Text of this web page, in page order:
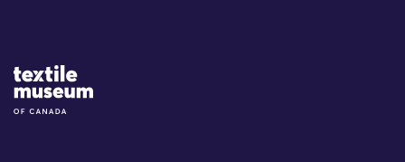
Site Logo